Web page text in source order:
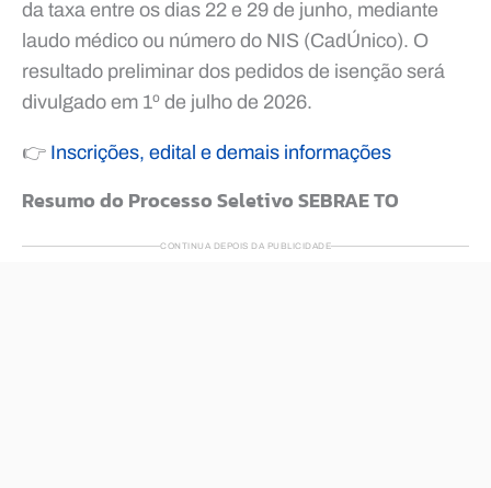
da taxa entre os dias 22 e 29 de junho, mediante
laudo médico ou número do NIS (CadÚnico). O
resultado preliminar dos pedidos de isenção será
divulgado em 1º de julho de 2026.
👉 Inscrições, edital e demais informações
Resumo do Processo Seletivo SEBRAE TO
CONTINUA DEPOIS DA PUBLICIDADE